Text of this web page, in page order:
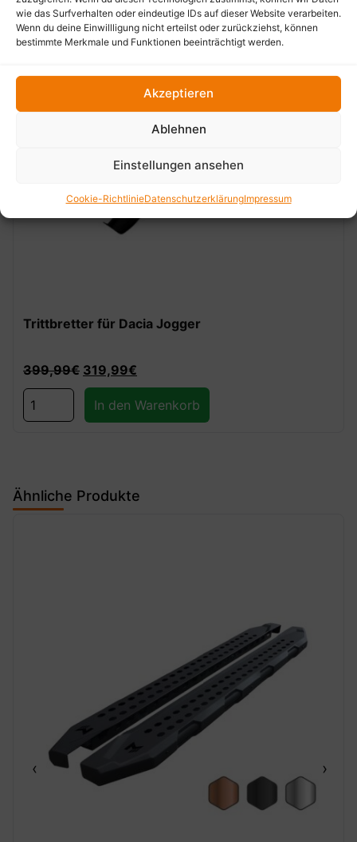
wie das Surfverhalten oder eindeutige IDs auf dieser Website verarbeiten.
Wenn du deine Einwillligung nicht erteilst oder zurückziehst, können
bestimmte Merkmale und Funktionen beeinträchtigt werden.
Akzeptieren
Ablehnen
Einstellungen ansehen
Cookie-RichtlinieDatenschutzerklärungImpressum
Trittbretter für Dacia Jogger
399,99€ 319,99€
In den Warenkorb
Ähnliche Produkte
‹ ›